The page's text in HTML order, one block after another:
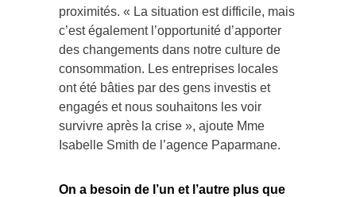
proximités. « La situation est difficile, mais
c’est également l’opportunité d’apporter
des changements dans notre culture de
consommation. Les entreprises locales
ont été bâties par des gens investis et
engagés et nous souhaitons les voir
survivre après la crise », ajoute Mme
Isabelle Smith de l’agence Paparmane.
On a besoin de l’un et l’autre plus que